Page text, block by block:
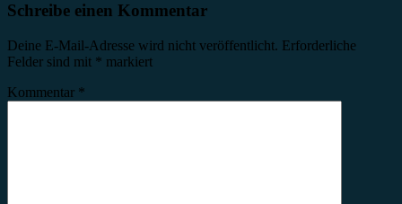
Schreibe einen Kommentar
Deine E-Mail-Adresse wird nicht veröffentlicht. Erforderliche
Felder sind mit * markiert
Kommentar *